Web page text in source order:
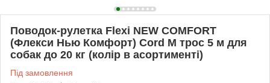
Поводок-рулетка Flexi NEW COMFORT
(Флекси Нью Комфорт) Cord M трос 5 м для
собак до 20 кг (колір в асортименті)
Під замовлення